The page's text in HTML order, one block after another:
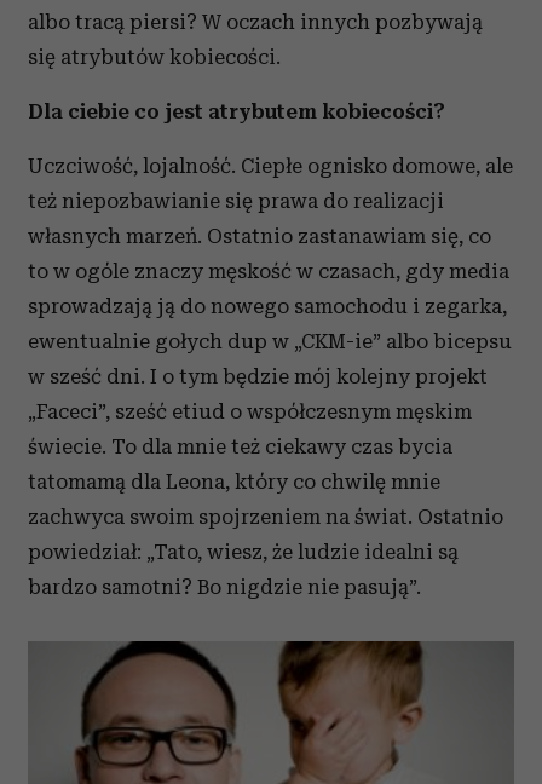
albo tracą piersi? W oczach innych pozbywają
się atrybutów kobiecości.
Dla ciebie co jest atrybutem kobiecości?
Uczciwość, lojalność. Ciepłe ognisko domowe, ale
też niepozbawianie się prawa do realizacji
własnych marzeń. Ostatnio zastanawiam się, co
to w ogóle znaczy męskość w czasach, gdy media
sprowadzają ją do nowego samochodu i zegarka,
ewentualnie gołych dup w „CKM-ie” albo bicepsu
w sześć dni. I o tym będzie mój kolejny projekt
„Faceci”, sześć etiud o współczesnym męskim
świecie. To dla mnie też ciekawy czas bycia
tatomamą dla Leona, który co chwilę mnie
zachwyca swoim spojrzeniem na świat. Ostatnio
powiedział: „Tato, wiesz, że ludzie idealni są
bardzo samotni? Bo nigdzie nie pasują”.